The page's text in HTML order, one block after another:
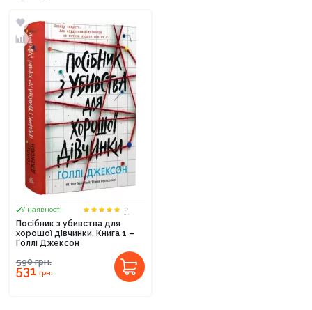
У наявності
2
Посібник з убивства для
хорошої дівчинки. Книга 1 –
Голлі Джексон
590грн.
531грн.